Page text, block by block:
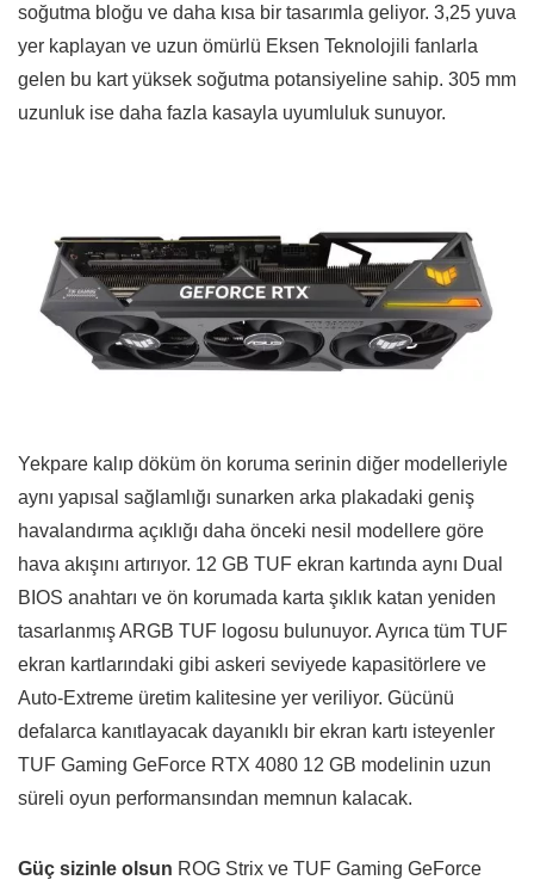
soğutma bloğu ve daha kısa bir tasarımla geliyor. 3,25 yuva
yer kaplayan ve uzun ömürlü Eksen Teknolojili fanlarla
gelen bu kart yüksek soğutma potansiyeline sahip. 305 mm
uzunluk ise daha fazla kasayla uyumluluk sunuyor.
Yekpare kalıp döküm ön koruma serinin diğer modelleriyle
aynı yapısal sağlamlığı sunarken arka plakadaki geniş
havalandırma açıklığı daha önceki nesil modellere göre
hava akışını artırıyor. 12 GB TUF ekran kartında aynı Dual
BIOS anahtarı ve ön korumada karta şıklık katan yeniden
tasarlanmış ARGB TUF logosu bulunuyor. Ayrıca tüm TUF
ekran kartlarındaki gibi askeri seviyede kapasitörlere ve
Auto-Extreme üretim kalitesine yer veriliyor. Gücünü
defalarca kanıtlayacak dayanıklı bir ekran kartı isteyenler
TUF Gaming GeForce RTX 4080 12 GB modelinin uzun
süreli oyun performansından memnun kalacak.
Güç sizinle olsun ROG Strix ve TUF Gaming GeForce